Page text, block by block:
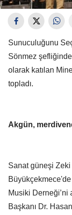
Sunuculuğunu
Sönmez
olarak katılan
topladı.
Akgün,
Sanat güneşi
Musiki Derneği’ni
Başkanı Dr.